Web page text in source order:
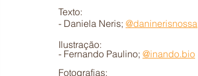
Texto:
- Daniela Neris; @daninerisnossa
Ilustração:
- Fernando Paulino; @inando.bio
Fotografias: